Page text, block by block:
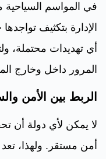
في المواسم السياحية
الإدارة بتكثيف
أي تهديدات محتملة،
المرور داخل وخارج
الربط بين الأمن
لا يمكن لأي دولة أن
أمن مستقر. ولهذا، تعد